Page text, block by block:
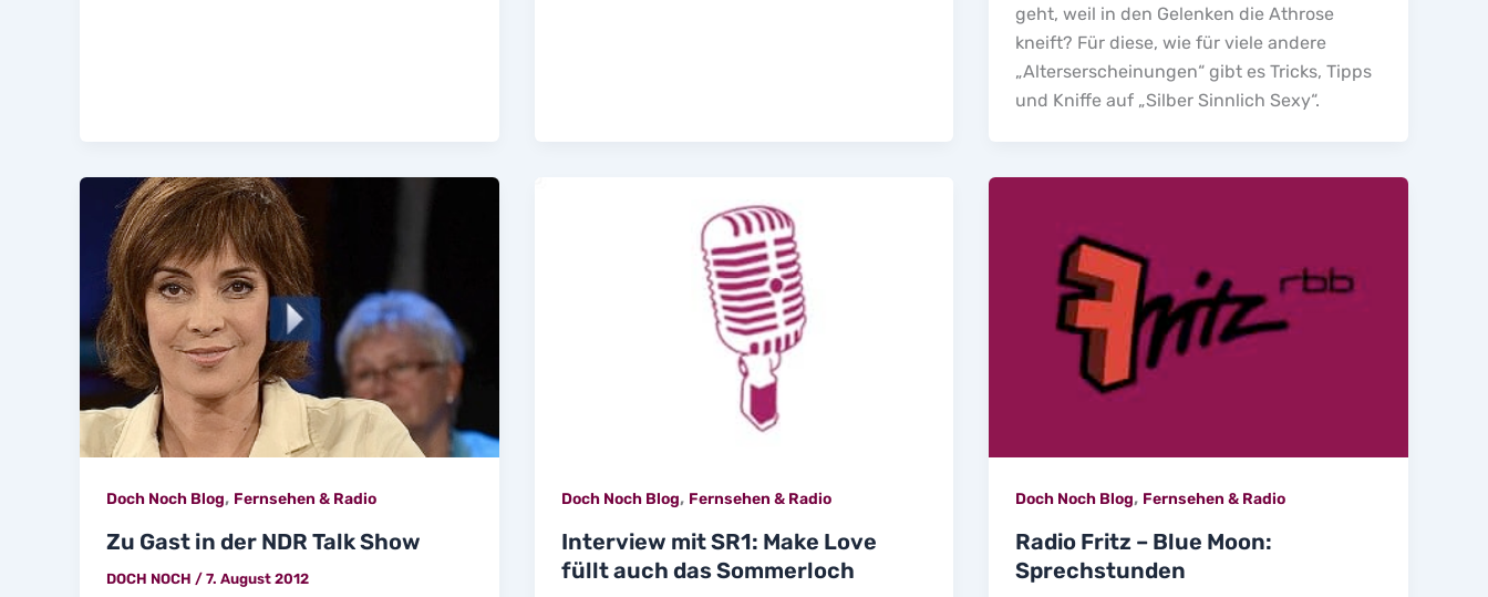
geht, weil in den Gelenken die Athrose
kneift? Für diese, wie für viele andere
„Alterserscheinungen“ gibt es Tricks, Tipps
und Kniffe auf „Silber Sinnlich Sexy“.
Doch Noch Blog, Fernsehen & Radio
Zu Gast in der NDR Talk Show
DOCH NOCH / 7. August 2012
Doch Noch Blog, Fernsehen & Radio
Interview mit SR1: Make Love
füllt auch das Sommerloch
Doch Noch Blog, Fernsehen & Radio
Radio Fritz – Blue Moon:
Sprechstunden